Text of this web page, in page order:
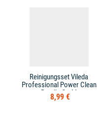
Reinigungsset Vileda
Professional Power Clean
Bundle Gr. M
8,99 €